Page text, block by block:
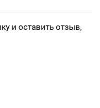
и оставить отзыв,